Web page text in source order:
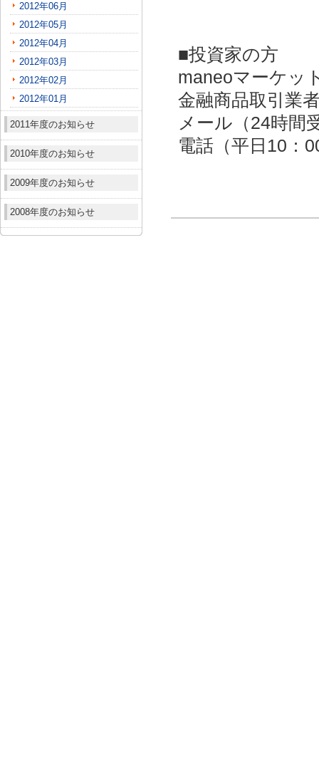
2012年06月
2012年05月
2012年04月
2012年03月
2012年02月
2012年01月
2011年度のお知らせ
2010年度のお知らせ
2009年度のお知らせ
2008年度のお知らせ
■投資家の方
maneoマーケッ
金融商品取引業
メール（24時間
電話（平日10：